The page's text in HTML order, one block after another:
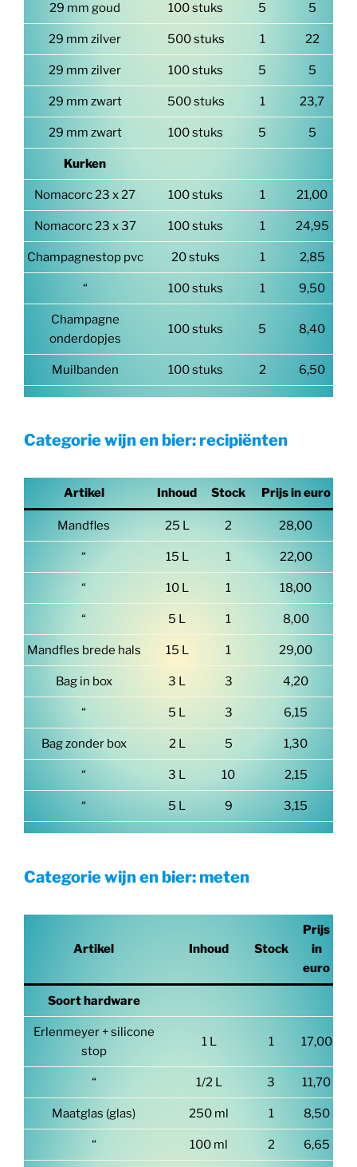
29 mm goud 100 stuks 5 5
29 mm zilver 500 stuks 1 22
29 mm zilver 100 stuks 5 5
29 mm zwart 500 stuks 1 23,7
29 mm zwart 100 stuks 5 5
Kurken
Nomacorc 23 x 27 100 stuks 1 21,00
Nomacorc 23 x 37 100 stuks 1 24,95
Champagnestop pvc 20 stuks 1 2,85
“ 100 stuks 1 9,50
Champagne
onderdopjes
100 stuks 5 8,40
Muilbanden 100 stuks 2 6,50
Categorie wijn en bier: recipiënten
Artikel Inhoud Stock Prijs in euro
Mandfles 25 L 2 28,00
“ 15 L 1 22,00
“ 10 L 1 18,00
“ 5 L 1 8,00
Mandfles brede hals 15 L 1 29,00
Bag in box 3 L 3 4,20
“ 5 L 3 6,15
Bag zonder box 2 L 5 1,30
“ 3 L 10 2,15
“ 5 L 9 3,15
Categorie wijn en bier: meten
Artikel Inhoud Stock
Prijs
in
euro
Soort hardware
Erlenmeyer + silicone
stop
1 L 1 17,00
“ 1/2 L 3 11,70
Maatglas (glas) 250 ml 1 8,50
“ 100 ml 2 6,65